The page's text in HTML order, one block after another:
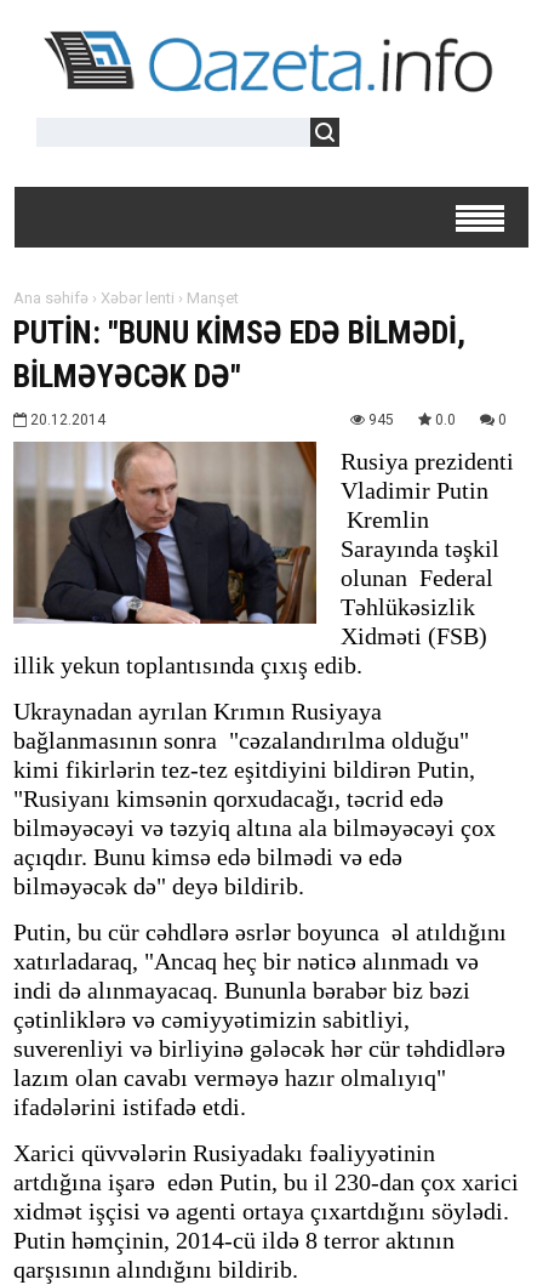
Ana səhifə › Xəbər lenti › Manşet
PUTİN: "BUNU KİMSƏ EDƏ BİLMƏDİ,
BİLMƏYƏCƏK DƏ"
20.12.2014 945 0.0 0
Rusiya prezidenti
Vladimir Putin
Kremlin
Sarayında təşkil
olunan Federal
Təhlükəsizlik
Xidməti (FSB)
illik yekun toplantısında çıxış edib.
Ukraynadan ayrılan Krımın Rusiyaya
bağlanmasının sonra "cəzalandırılma olduğu"
kimi fikirlərin tez-tez eşitdiyini bildirən Putin,
"Rusiyanı kimsənin qorxudacağı, təcrid edə
bilməyəcəyi və təzyiq altına ala bilməyəcəyi çox
açıqdır. Bunu kimsə edə bilmədi və edə
bilməyəcək də" deyə bildirib.
Putin, bu cür cəhdlərə əsrlər boyunca əl atıldığını
xatırladaraq, "Ancaq heç bir nəticə alınmadı və
indi də alınmayacaq. Bununla bərabər biz bəzi
çətinliklərə və cəmiyyətimizin sabitliyi,
suverenliyi və birliyinə gələcək hər cür təhdidlərə
lazım olan cavabı verməyə hazır olmalıyıq"
ifadələrini istifadə etdi.
Xarici qüvvələrin Rusiyadakı fəaliyyətinin
artdığına işarə edən Putin, bu il 230-dan çox xarici
xidmət işçisi və agenti ortaya çıxartdığını söylədi.
Putin həmçinin, 2014-cü ildə 8 terror aktının
qarşısının alındığını bildirib.